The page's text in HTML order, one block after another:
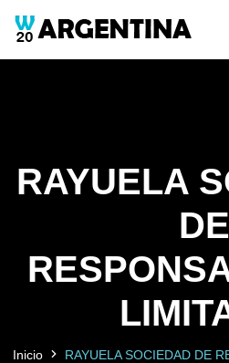
RAYUELA
DE
Inicio RAYUELA SOCIEDAD DE